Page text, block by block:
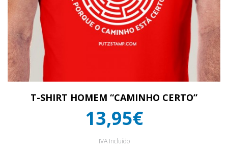
T-SHIRT HOMEM “CAMINHO CERTO”
13,95€
IVA Incluído